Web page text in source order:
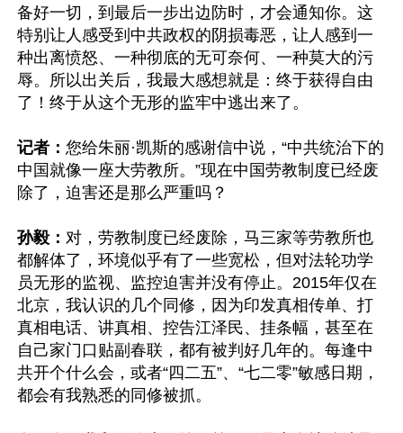
备好一切，到最后一步出边防时，才会通知你。这
特别让人感受到中共政权的阴损毒恶，让人感到一
种出离愤怒、一种彻底的无可奈何、一种莫大的污
辱。所以出关后，我最大感想就是：终于获得自由
了！终于从这个无形的监牢中逃出来了。
记者： 您给朱丽·凯斯的感谢信中说，“中共统治下的
中国就像一座大劳教所。”现在中国劳教制度已经废
除了，迫害还是那么严重吗？
孙毅： 对，劳教制度已经废除，马三家等劳教所也
都解体了，环境似乎有了一些宽松，但对法轮功学
员无形的监视、监控迫害并没有停止。2015年仅在
北京，我认识的几个同修，因为印发真相传单、打
真相电话、讲真相、控告江泽民、挂条幅，甚至在
自己家门口贴副春联，都有被判好几年的。每逢中
共开个什么会，或者“四二五”、“七二零”敏感日期，
都会有我熟悉的同修被抓。